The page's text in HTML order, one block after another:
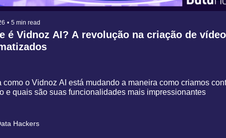
• 5 min read
é Vidnoz AI? A revolução na criação de
como o Vidnoz AI está mudando a maneira como criamos
e quais são suas funcionalidades mais impressionantes
Hackers